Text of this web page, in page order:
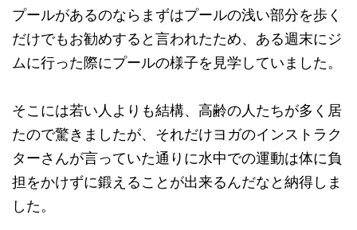
プールがあるのならまずはプールの浅い部分を歩く
だけでもお勧めすると言われたため、ある週末にジ
ムに行った際にプールの様子を見学していました。
そこには若い人よりも結構、高齢の人たちが多く居
たので驚きましたが、それだけヨガのインストラク
ターさんが言っていた通りに水中での運動は体に負
担をかけずに鍛えることが出来るんだなと納得しま
した。